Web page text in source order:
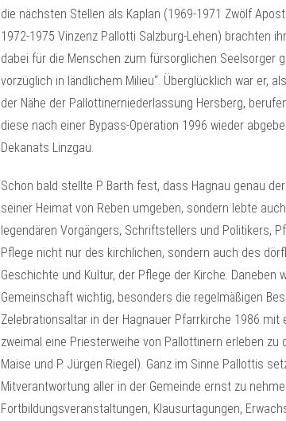
die nächsten Stellen als Kaplan (1969-1971 Zwölf
1972-1975 Vinzenz Pallotti Salzburg-Lehen) brachten
dabei für die Menschen zum fürsorglichen Seelsorger
vorzüglich in ländlichem Milieu“. Überglücklich war er,
der Nähe der Pallottinerniederlassung Hersberg,
diese nach einer Bypass-Operation 1996 wieder
Dekanats Linzgau.
Schon bald stellte P. Barth fest, dass Hagnau genau
seiner Heimat von Reben umgeben, sondern lebte
legendären Vorgängers, Schriftstellers und Politikers,
Pflege nicht nur des kirchlichen, sondern auch des
Geschichte und Kultur, der Pflege der Kirche.
Gemeinschaft wichtig, besonders die regelmäßigen
Zelebrationsaltar in der Hagnauer Pfarrkirche 1986
zweimal eine Priesterweihe von Pallottinern erleben zu
Maise und P. Jürgen Riegel). Ganz im Sinne Pallottis
Mitverantwortung aller in der Gemeinde ernst zu
Fortbildungsveranstaltungen, Klausurtagungen,